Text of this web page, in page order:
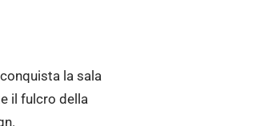
conquista la sala
il fulcro della